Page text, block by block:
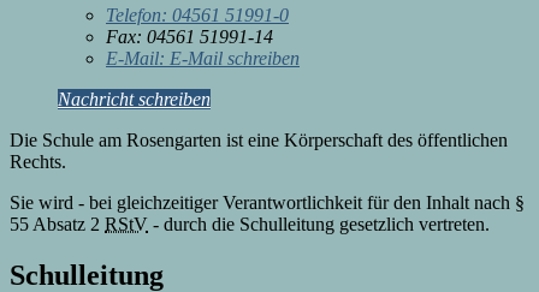
Telefon: 04561 51991-0
Fax: 04561 51991-14
E-Mail: E-Mail schreiben
Nachricht schreiben
Die Schule am Rosengarten ist eine Körperschaft des öffentlichen
Rechts.
Sie wird - bei gleichzeitiger Verantwortlichkeit für den Inhalt nach §
55 Absatz 2 RStV - durch die Schulleitung gesetzlich vertreten.
Schulleitung